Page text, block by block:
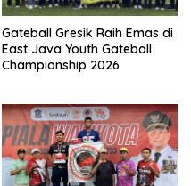
Gateball Gresik Raih Emas di
East Java Youth Gateball
Championship 2026